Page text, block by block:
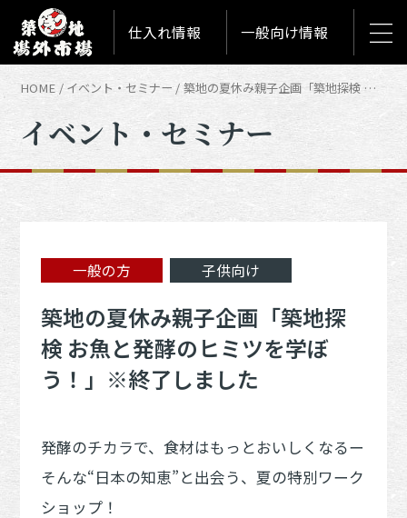
仕入れ情報 一般向け情報
HOME イベント・セミナー 築地の夏休み親子企画「築地探検 お魚と発酵のヒミツを学ぼう！」※終了しました | イベント・セミナー
イベント・セミナー
一般の方 子供向け
築地の夏休み親子企画「築地探
検 お魚と発酵のヒミツを学ぼ
う！」※終了しました
発酵のチカラで、食材はもっとおいしくなるー
そんな“日本の知恵”と出会う、夏の特別ワーク
ショップ！